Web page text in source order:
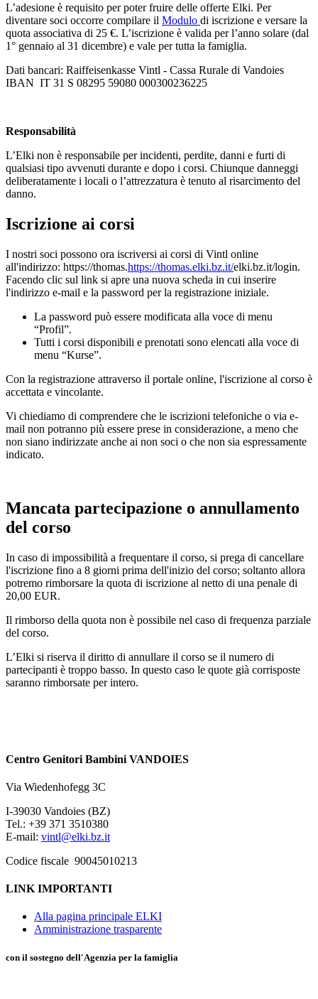
L’adesione è requisito per poter fruire delle offerte Elki. Per
diventare soci occorre compilare il Modulo di iscrizione e versare la
quota associativa di 25 €. L’iscrizione è valida per l’anno solare (dal
1° gennaio al 31 dicembre) e vale per tutta la famiglia.
Dati bancari: Raiffeisenkasse Vintl - Cassa Rurale di Vandoies
IBAN IT 31 S 08295 59080 000300236225
Responsabilità
L’Elki non è responsabile per incidenti, perdite, danni e furti di
qualsiasi tipo avvenuti durante e dopo i corsi. Chiunque danneggi
deliberatamente i locali o l’attrezzatura è tenuto al risarcimento del
danno.
Iscrizione ai corsi
I nostri soci possono ora iscriversi ai corsi di Vintl online
all'indirizzo: https://thomas.https://thomas.elki.bz.it/elki.bz.it/login.
Facendo clic sul link si apre una nuova scheda in cui inserire
l'indirizzo e-mail e la password per la registrazione iniziale.
La password può essere modificata alla voce di menu
“Profil”.
Tutti i corsi disponibili e prenotati sono elencati alla voce di
menu “Kurse”.
Con la registrazione attraverso il portale online, l'iscrizione al corso è
accettata e vincolante.
Vi chiediamo di comprendere che le iscrizioni telefoniche o via e-
mail non potranno più essere prese in considerazione, a meno che
non siano indirizzate anche ai non soci o che non sia espressamente
indicato.
Mancata partecipazione o annullamento
del corso
In caso di impossibilità a frequentare il corso, si prega di cancellare
l'iscrizione fino a 8 giorni prima dell'inizio del corso; soltanto allora
potremo rimborsare la quota di iscrizione al netto di una penale di
20,00 EUR.
Il rimborso della quota non è possibile nel caso di frequenza parziale
del corso.
L’Elki si riserva il diritto di annullare il corso se il numero di
partecipanti è troppo basso. In questo caso le quote già corrisposte
saranno rimborsate per intero.
Centro Genitori Bambini VANDOIES
Via Wiedenhofegg 3C
I-39030 Vandoies (BZ)
Tel.: +39 371 3510380
E-mail: vintl@elki.bz.it
Codice fiscale 90045010213
LINK IMPORTANTI
Alla pagina principale ELKI
Amministrazione trasparente
con il sostegno dell'Agenzia per la famiglia